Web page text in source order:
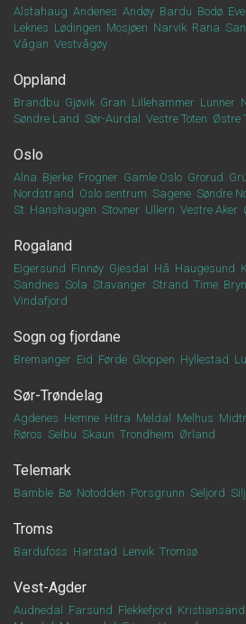
Alstahaug Andenes Andøy Bardu Bodø
Leknes Lødingen Mosjøen Narvik Rana
Vågan Vestvågøy
Oppland
Brandbu Gjøvik Gran Lillehammer Lunner
Søndre Land Sør-Aurdal Vestre Toten Østre
Oslo
Alna Bjerke Frogner Gamle Oslo Grorud
Nordstrand Oslo sentrum Sagene Søndre
St. Hanshaugen Stovner Ullern Vestre Aker
Rogaland
Eigersund Finnøy Gjesdal Hå Haugesund
Sandnes Sola Stavanger Strand Time
Vindafjord
Sogn og fjordane
Bremanger Eid Førde Gloppen Hyllestad
Sør-Trøndelag
Agdenes Hemne Hitra Meldal Melhus
Røros Selbu Skaun Trondheim Ørland
Telemark
Bamble Bø Notodden Porsgrunn Seljord
Troms
Bardufoss Harstad Lenvik Tromsø
Vest-Agder
Audnedal Farsund Flekkefjord Kristiansand